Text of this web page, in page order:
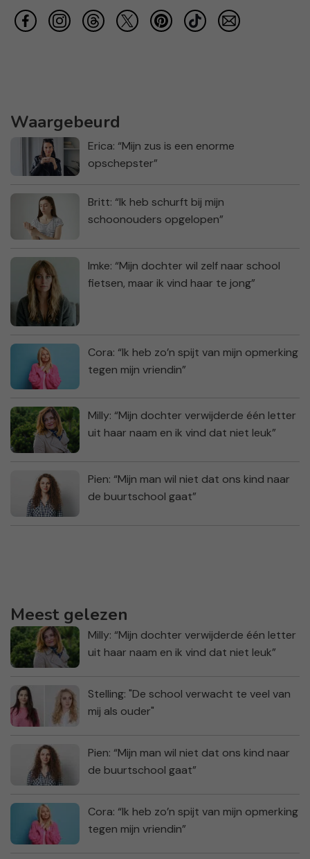
Waargebeurd
Erica: “Mijn zus is een enorme
opschepster”
Britt: “Ik heb schurft bij mijn
schoonouders opgelopen”
Imke: “Mijn dochter wil zelf naar school
fietsen, maar ik vind haar te jong”
Cora: “Ik heb zo’n spijt van mijn opmerking
tegen mijn vriendin”
Milly: “Mijn dochter verwijderde één letter
uit haar naam en ik vind dat niet leuk”
Pien: “Mijn man wil niet dat ons kind naar
de buurtschool gaat”
Meest gelezen
Milly: “Mijn dochter verwijderde één letter
uit haar naam en ik vind dat niet leuk”
Stelling: "De school verwacht te veel van
mij als ouder"
Pien: “Mijn man wil niet dat ons kind naar
de buurtschool gaat”
Cora: “Ik heb zo’n spijt van mijn opmerking
tegen mijn vriendin”